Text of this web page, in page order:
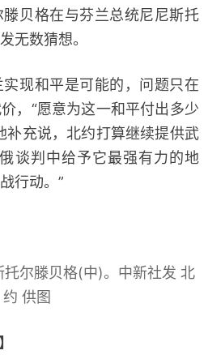
贝格在与芬兰总统尼尼斯托
无数猜想。
现和平是可能的，问题只在
，“愿意为这一和平付出多少
补充说，北约打算继续提供武
谈判中给予它最强有力的地
行动。”
尔滕贝格(中)。中新社发 北
约 供图